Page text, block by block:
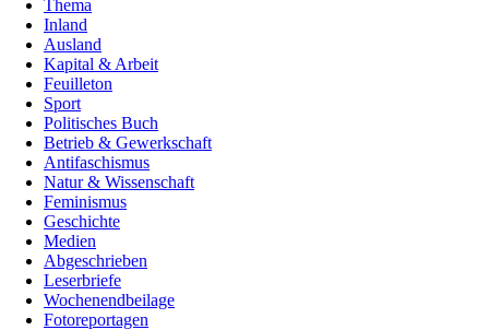
Thema
Inland
Ausland
Kapital & Arbeit
Feuilleton
Sport
Politisches Buch
Betrieb & Gewerkschaft
Antifaschismus
Natur & Wissenschaft
Feminismus
Geschichte
Medien
Abgeschrieben
Leserbriefe
Wochenendbeilage
Fotoreportagen